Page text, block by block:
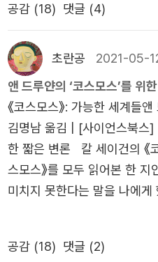
음, 이상헌 옮김 《악령이 출
불》 (사이언스북스, 2022년) * 칼 세이건 · 앤 드루얀 함께
썼음, 김혜원 옮김 《혜성》 (
코드 개발 프로젝트의 총책
이다. 기술 감독은 인간과 소
문명)의 수를 계산한 ‘드레이
널드 드레이크(Frank
건과 함께 TV 다큐멘터리 <
한 앤 드루얀(Ann Druyan),
이 맡았다. 1981년에 세이건
‘이미 오래된 연인’ 앤 드루얀
버블》이었다. '맹점'이라는
보지 (않거나) 못하는 과학적
겨있는 책이다. 환경과 관련
2부가 그렇다), 시간과 공간(
온다), 감시사회에 대한 이야
그럼에도 어렵지 않고 많은
쉽게 이해할 수 있는 책. 아직
강점 중 하나는 비유를 적재
도록 잘 활용 또는 인용한다
구미베어, 사탕, 마시멜로,
부산물이 들어 있다. 핵심 성
동물의 껍질, 뼈, 뿔, 연결조직
공감 (18) 댓글 (4)
초란공 2021-05-
앤 드루얀의 ‘코스모스’를 위
《코스모스》: 가능한 세계들
김명남 옮김 | [사이언스북스] 앤 드루얀의 ‘코스모스’를 위
한 짧은 변론 칼 세이건의 《코스모스》와 앤 드루얀의 《코
스모스》를 모두 읽어본 한 지
미치지 못한다는 말을 나에
서 평을 할 입장은 되지 못한
을 읽고 마음에 들었던 점들
공감 (18) 댓글 (2)